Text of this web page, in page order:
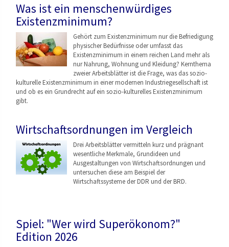
Was ist ein menschenwürdiges
Existenzminimum?
Gehört zum Existenzminimum nur die Befriedigung
physischer Bedürfnisse oder umfasst das
Existenzminimum in einem reichen Land mehr als
nur Nahrung, Wohnung und Kleidung? Kernthema
zweier Arbeitsblätter ist die Frage, was das sozio-
kulturelle Existenzminimum in einer modernen Industriegesellschaft ist
und ob es ein Grundrecht auf ein sozio-kulturelles Existenzminimum
gibt.
Wirtschaftsordnungen im Vergleich
Drei Arbeitsblätter vermitteln kurz und prägnant
wesentliche Merkmale, Grundideen und
Ausgestaltungen von Wirtschaftsordnungen und
untersuchen diese am Beispiel der
Wirtschaftssysteme der DDR und der BRD.
Spiel: "Wer wird Superökonom?"
Edition 2026